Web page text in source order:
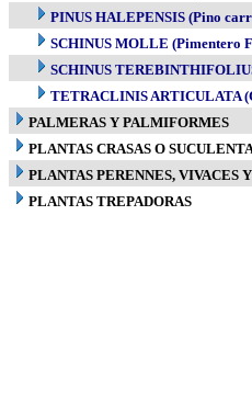
PINUS HALEPENSIS (Pino
SCHINUS MOLLE (Pimentero
SCHINUS
TETRACLINIS ARTICULATA
PALMERAS Y PALMIFORMES
PLANTAS CRASAS O
PLANTAS PERENNES, VIVACES
PLANTAS TREPADORAS